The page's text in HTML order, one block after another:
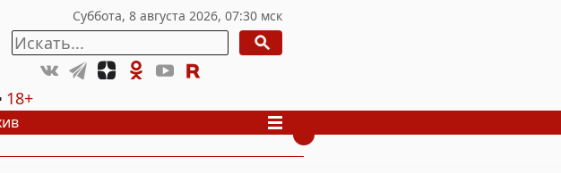
18+